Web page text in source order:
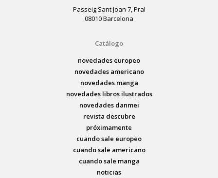
Passeig Sant Joan 7, Pral
08010 Barcelona
Catálogo
novedades europeo
novedades americano
novedades manga
novedades libros ilustrados
novedades danmei
revista descubre
próximamente
cuando sale europeo
cuando sale americano
cuando sale manga
noticias